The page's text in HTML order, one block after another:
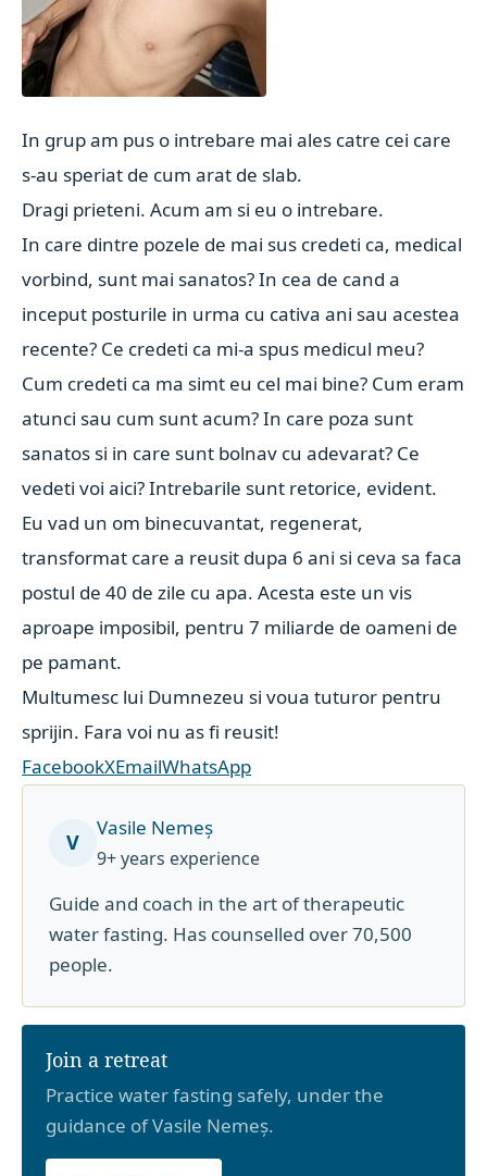
In grup am pus o intrebare mai ales catre cei care
s-au speriat de cum arat de slab.
Dragi prieteni. Acum am si eu o intrebare.
In care dintre pozele de mai sus credeti ca, medical
vorbind, sunt mai sanatos? In cea de cand a
inceput posturile in urma cu cativa ani sau acestea
recente? Ce credeti ca mi-a spus medicul meu?
Cum credeti ca ma simt eu cel mai bine? Cum eram
atunci sau cum sunt acum? In care poza sunt
sanatos si in care sunt bolnav cu adevarat? Ce
vedeti voi aici? Intrebarile sunt retorice, evident.
Eu vad un om binecuvantat, regenerat,
transformat care a reusit dupa 6 ani si ceva sa faca
postul de 40 de zile cu apa. Acesta este un vis
aproape imposibil, pentru 7 miliarde de oameni de
pe pamant.
Multumesc lui Dumnezeu si voua tuturor pentru
sprijin. Fara voi nu as fi reusit!
FacebookXEmailWhatsApp
V
Vasile Nemeș
9+ years experience
Guide and coach in the art of therapeutic
water fasting. Has counselled over 70,500
people.
Join a retreat
Practice water fasting safely, under the
guidance of Vasile Nemeș.